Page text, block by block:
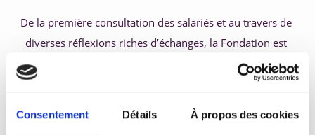
Consentement Détails À propos des cookies
5. Développer ses compétences
De la première consultation des salariés et au travers de
diverses réflexions riches d’échanges, la Fondation est
officiellement née le 12 octobre 2019.
La parution au Journal Officiel l’atteste.